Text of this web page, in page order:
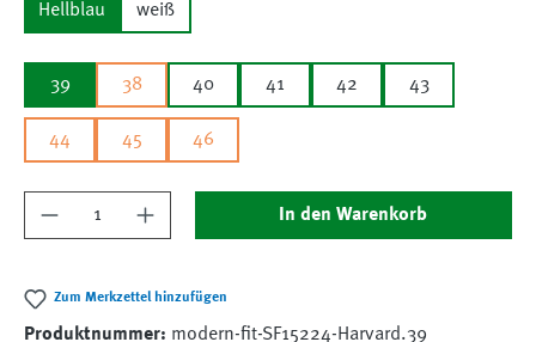
Hellblau weiß
39 38 40 41 42 43
44 45 46
Produkt Anzahl: Gib den gewünschten Wert
In den Warenkorb
Zum Merkzettel hinzufügen
Produktnummer: modern-fit-SF15224-Harvard.39